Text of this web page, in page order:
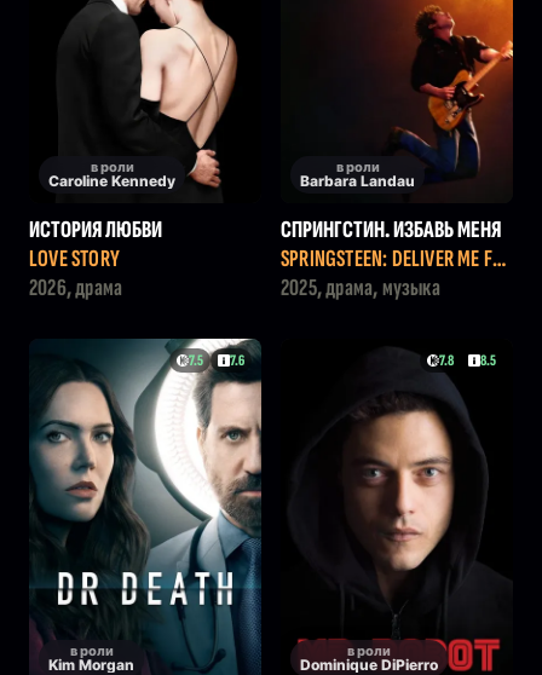
в роли
Caroline Kennedy
ИСТОРИЯ ЛЮБВИ
LOVE STORY
2026, драма
в роли
Barbara Landau
СПРИНГСТИН. ИЗБАВЬ МЕНЯ
ОТ НЕБЫТИЯ
SPRINGSTEEN: DELIVER ME FR
OM NOWHERE
2025, драма, музыка
7.5 7.6
в роли
Kim Morgan
7.8 8.5
в роли
Dominique DiPierro